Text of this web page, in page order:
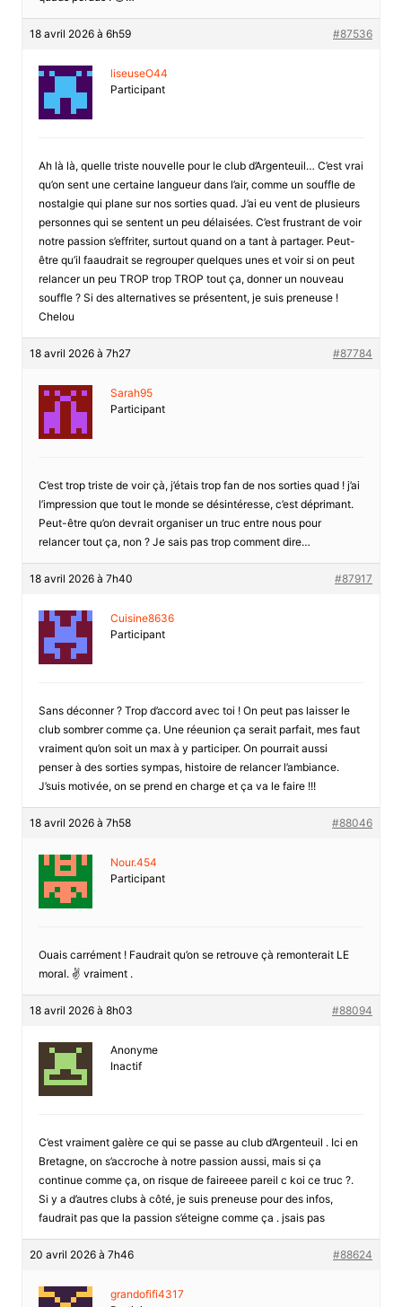
18 avril 2026 à 6h59 #87536
liseuseO44
Participant
Ah là là, quelle triste nouvelle pour le club d’Argenteuil… C’est vrai
qu’on sent une certaine langueur dans l’air, comme un souffle de
nostalgie qui plane sur nos sorties quad. J’ai eu vent de plusieurs
personnes qui se sentent un peu délaisées. C’est frustrant de voir
notre passion s’effriter, surtout quand on a tant à partager. Peut-
être qu’il faaudrait se regrouper quelques unes et voir si on peut
relancer un peu TROP trop TROP tout ça, donner un nouveau
souffle ? Si des alternatives se présentent, je suis preneuse !
Chelou
18 avril 2026 à 7h27 #87784
Sarah95
Participant
C’est trop triste de voir çà, j’étais trop fan de nos sorties quad ! j’ai
l’impression que tout le monde se désintéresse, c’est déprimant.
Peut-être qu’on devrait organiser un truc entre nous pour
relancer tout ça, non ? Je sais pas trop comment dire…
18 avril 2026 à 7h40 #87917
Cuisine8636
Participant
Sans déconner ? Trop d’accord avec toi ! On peut pas laisser le
club sombrer comme ça. Une réeunion ça serait parfait, mes faut
vraiment qu’on soit un max à y participer. On pourrait aussi
penser à des sorties sympas, histoire de relancer l’ambiance.
J’suis motivée, on se prend en charge et ça va le faire !!!
18 avril 2026 à 7h58 #88046
Nour.454
Participant
Ouais carrément ! Faudrait qu’on se retrouve çà remonterait LE
moral. ✌️ vraiment .
18 avril 2026 à 8h03 #88094
Anonyme
Inactif
C’est vraiment galère ce qui se passe au club d’Argenteuil . Ici en
Bretagne, on s’accroche à notre passion aussi, mais si ça
continue comme ça, on risque de faireeee pareil c koi ce truc ?.
Si y a d’autres clubs à côté, je suis preneuse pour des infos,
faudrait pas que la passion s’éteigne comme ça . jsais pas
20 avril 2026 à 7h46 #88624
grandofifi4317